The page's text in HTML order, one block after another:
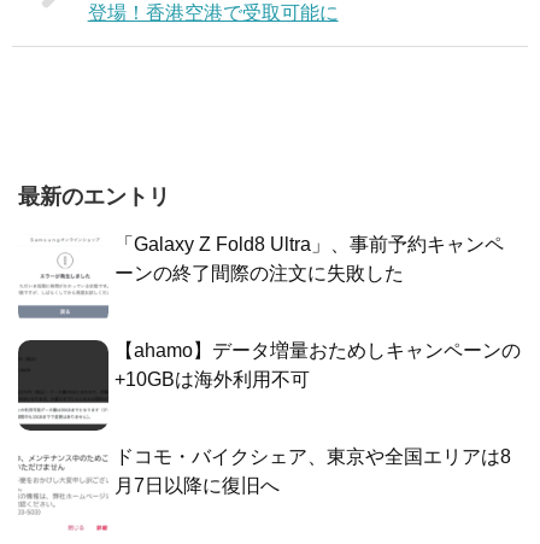
登場！香港空港で受取可能に
最新のエントリ
「Galaxy Z Fold8 Ultra」、事前予約キャンペ
ーンの終了間際の注文に失敗した
【ahamo】データ増量おためしキャンペーンの
+10GBは海外利用不可
ドコモ・バイクシェア、東京や全国エリアは8
月7日以降に復旧へ